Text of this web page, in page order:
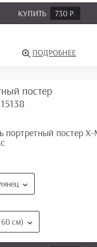
КУПИТЬ 730 Р.
ПОДРОБНЕЕ
постер
см)